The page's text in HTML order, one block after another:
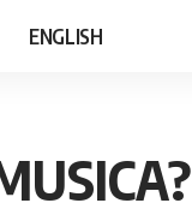
ENGLISH